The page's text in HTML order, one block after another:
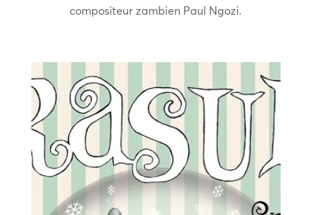
compositeur zambien Paul Ngozi.